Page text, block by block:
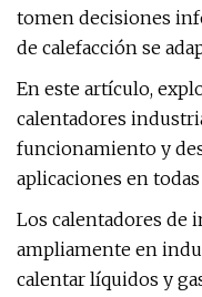
tomen decisiones
de calefacción se
En este artículo,
calentadores
funcionamiento y
aplicaciones en
Los calentadores de
ampliamente en
calentar líquidos y